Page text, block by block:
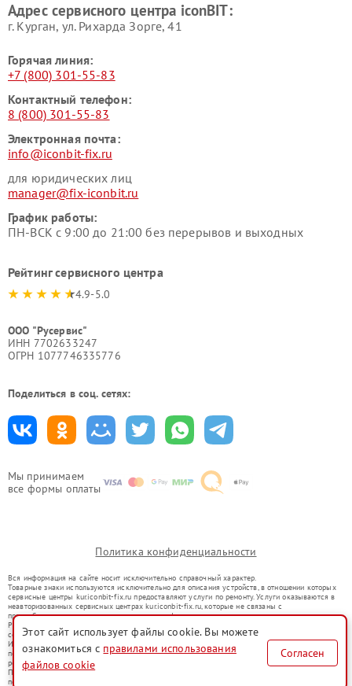
Мы принимаем
все формы оплаты
Адрес сервисного центра iconBIT:
г. Курган, ул. Рихарда Зорге, 41
Горячая линия:
+7 (800) 301-55-83
Контактный телефон:
8 (800) 301-55-83
Электронная почта:
info@iconbit-fix.ru
для юридических лиц
manager@fix-iconbit.ru
График работы:
ПН-ВСК с 9:00 до 21:00 без перерывов и выходных
Рейтинг сервисного центра
4.9-5.0
ООО "Русервис"
ИНН 7702633247
ОГРН 1077746335776
Поделиться в соц. сетях:
Политика конфиденциальности
Вся информация на сайте носит исключительно справочный характер.
Товарные знаки используются исключительно для описания устройств, в отношении которых
сервисные центры kur.iconbit-fix.ru предоставляют услуги по ремонту. Услуги оказываются в
неавторизованных сервисных центрах kur.iconbit-fix.ru, которые не связаны с
правообладателями товарных знаков или их официальными представителями.
Ремонт осуществляется для устройств, уже введенных в гражданский оборот в соответствии
со статьей 1487 ГК РФ.
Использование товарных знаков не преследует цели индивидуализации услуг или введения
потребителей в заблуждение, а служит для информирования о предоставляемых услугах по
ремонту техники указанных брендов.
Представленная на сайте информация не является публичной офертой, определяемой
положениями Статьи 437(2) Гражданского кодекса РФ
Этот сайт использует файлы cookie. Вы можете
ознакомиться с правилами использования
файлов cookie
Согласен